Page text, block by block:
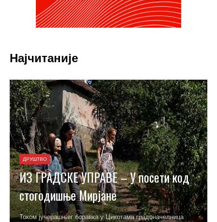
Најчитаније
ДРУШТВО
КОМЕМОРАЦИЈА ДР МИЛЕНИ
ФИЛИПОВИЋ – Поверење кроз
генерације